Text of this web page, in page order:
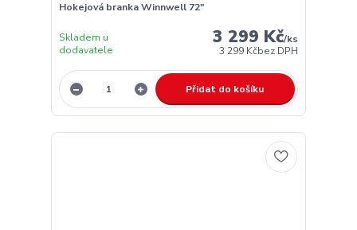
Hokejová branka Winnwell 72"
3 299 Kč/ks
3 299 Kčbez DPH
Skladem u
dodavatele
Přidat do košíku